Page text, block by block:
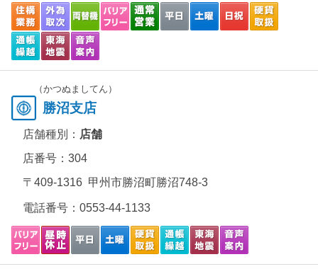
（かつぬましてん）
勝沼支店
店舗種別： 店舗
店番号：304
〒409-1316 甲州市勝沼町勝沼748-3
電話番号： 0553-44-1133